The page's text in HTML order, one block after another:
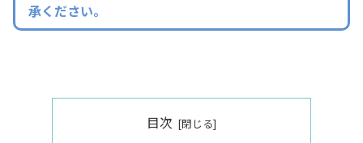
承ください。
目次